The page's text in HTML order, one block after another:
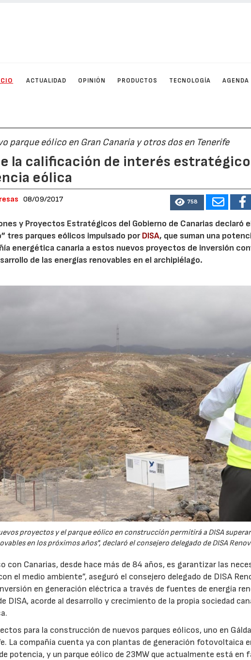
ACTUALIDAD OPINIÓN PRODUCTOS TECNOLOGÍA AGENDA
parque eólico en Gran Canaria y otros dos en Tenerife
la calificación de interés estratégico
eólica
08/09/2017 758
y Proyectos Estratégicos del Gobierno de Canarias declaró
tres parques eólicos impulsado porDISA, que suman una
energética canaria a estos nuevos proyectos de inversión
de las energías renovables en el archipiélago.
proyectos y el parque eólico en construcción permitirá a DISA
en los próximos años", declaró el consejero delegado de DISA
con Canarias, desde hace más de 84 años, es garantizar las
el medio ambiente”, aseguró el consejero delegado de DISA
en generación eléctrica a través de fuentes de energía
DISA, acorde al desarrollo y crecimiento de la propia sociedad
para la construcción de nuevos parques eólicos, uno en
La compañía cuenta ya con plantas de generación fotovoltaica
potencia, y un parque eólico de 23MW que actualmente está en